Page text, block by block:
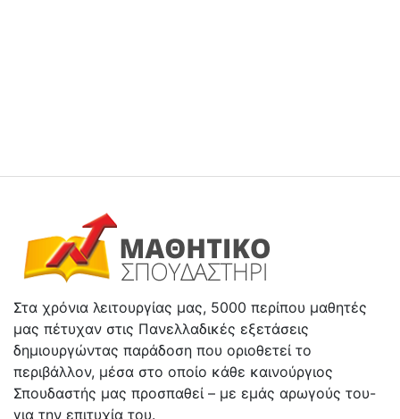
Στα χρόνια λειτουργίας μας, 5000 περίπου μαθητές
μας πέτυχαν στις Πανελλαδικές εξετάσεις
δημιουργώντας παράδοση που οριοθετεί το
περιβάλλον, μέσα στο οποίο κάθε καινούργιος
Σπουδαστής μας προσπαθεί – με εμάς αρωγούς του-
για την επιτυχία του.